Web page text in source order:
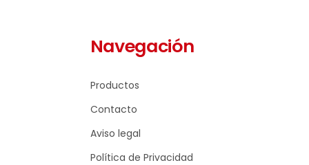
Navegación
Productos
Contacto
Aviso legal
Política de Privacidad